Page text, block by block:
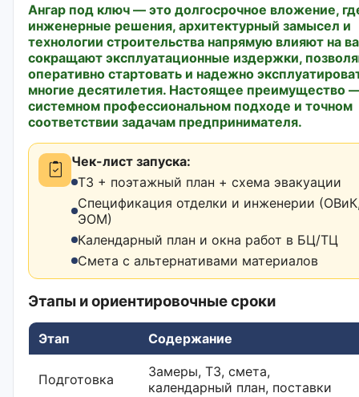
Ангар под ключ — это долгосрочное вложение,
инженерные решения, архитектурный замысел и
технологии строительства напрямую влияют на
сокращают эксплуатационные издержки,
оперативно стартовать и надежно
многие десятилетия. Настоящее преимущество
системном профессиональном подходе и точном
соответствии задачам предпринимателя.
Чек-лист запуска:
ТЗ + поэтажный план + схема эвакуации
Спецификация отделки и инженерии
ЭОМ)
Календарный план и окна работ в БЦ/ТЦ
Смета с альтернативами материалов
Этапы и ориентировочные сроки
Этап Содержание
Подготовка
Замеры, ТЗ, смета,
календарный план, поставки